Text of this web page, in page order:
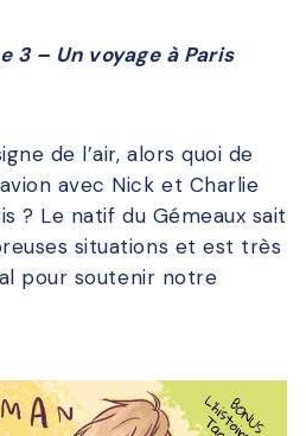
3 – Un voyage à Paris
de l’air, alors quoi de
avec Nick et Charlie
? Le natif du Gémeaux sait
situations et est très
pour soutenir notre